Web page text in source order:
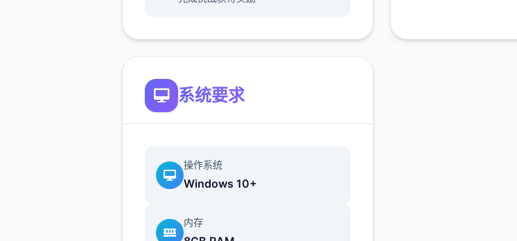
绝妙的回忆！
数以万计的奇异怪物，加上几拾个
独特的可解锁功夫，二定让你的探
系统要求
操作系统
Windows 10+
内存